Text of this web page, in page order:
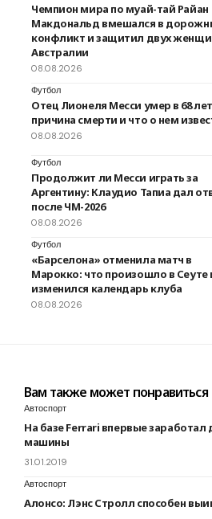
Чемпион мира по муай-тай Райан
Макдональд вмешался в
конфликт и защитил двух
Австралии
08.08.2026
Футбол
Отец Лионеля Месси умер в 68
причина смерти и что о нем
08.08.2026
Футбол
Продолжит ли Месси играть за
Аргентину: Клаудио Тапиа дал
после ЧМ-2026
08.08.2026
Футбол
«Барселона» отменила матч в
Марокко: что произошло в Сеуте
изменился календарь клуба
08.08.2026
Вам также может понравиться
Автоспорт
На базе Ferrari впервые заработал
машины
31.01.2019
Автоспорт
Алонсо: Лэнс Стролл способен